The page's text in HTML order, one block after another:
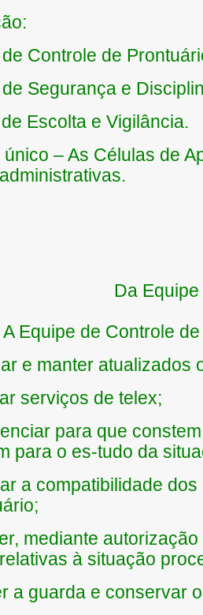
Controle de
Segurança e
Escolta e Vigilância.
– As Células de
Da
A Equipe de Controle
e manter atualizados
serviços de telex;
para que
para o es-tudo da
a compatibilidade
mediante
à situação
a guarda e conservar